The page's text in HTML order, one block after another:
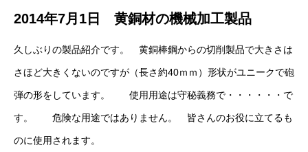
2014年7月1日 黄銅材の機械加工製品
久しぶりの製品紹介です。 黄銅棒鋼からの切削製品で大きさは
さほど大きくないのですが（長さ約40ｍｍ）形状がユニークで砲
弾の形をしています。 使用用途は守秘義務で・・・・・・で
す。 危険な用途ではありません。 皆さんのお役に立てるも
のに使用されます。